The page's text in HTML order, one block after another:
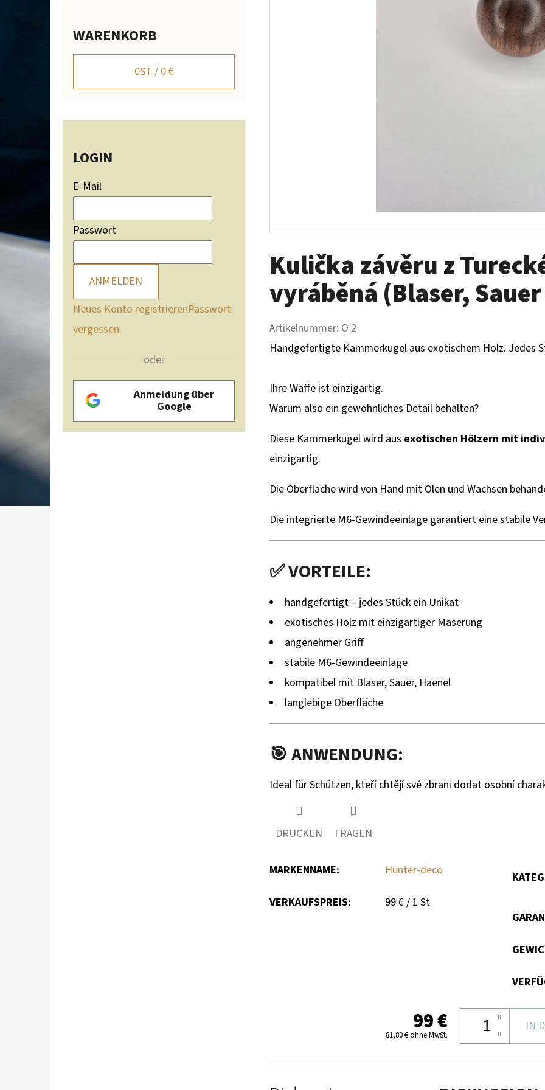
WARENKORB
0ST / 0 €
LOGIN
E-Mail
Passwort
ANMELDEN
Neues Konto registrierenPasswort
vergessen
oder
Anmeldung über
Google
Kulička závěru z
vyráběná (Blaser,
Artikelnummer: O 2
Handgefertigte Kammerkugel aus exotischem Holz. Jedes
Ihre Waffe ist einzigartig.
Warum also ein gewöhnliches Detail behalten?
Diese Kammerkugel wird aus exotischen Hölzern mit
einzigartig.
Die Oberfläche wird von Hand mit Ölen und Wachsen
Die integrierte M6-Gewindeeinlage garantiert eine stabile
✅ VORTEILE:
handgefertigt – jedes Stück ein Unikat
exotisches Holz mit einzigartiger Maserung
angenehmer Griff
stabile M6-Gewindeeinlage
kompatibel mit Blaser, Sauer, Haenel
langlebige Oberfläche
🎯 ANWENDUNG:
Ideal für Schützen, kteří chtějí své zbrani dodat osobní
DRUCKEN FRAGEN
MARKENNAME: Hunter-deco
VERKAUFSPREIS: Verkaufspreis:
99 € / 1 St
99 €
81,80 € ohne MwSt.
IN
WANDHALTER FÜR HIRSCHGEWEIH MIT
BERGSILHOUETTE - VERSTELLBAR
METALL